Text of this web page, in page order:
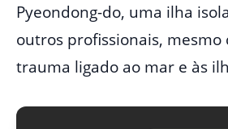
Pyeondong-do, uma ilha
outros profissionais, mesmo
trauma ligado ao mar e às